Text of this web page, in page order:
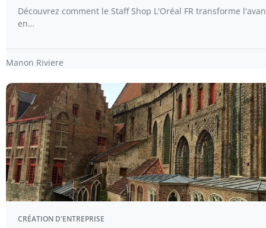
Découvrez comment le Staff Shop L'Oréal FR transforme
en…
Manon Riviere
CRÉATION D'ENTREPRISE